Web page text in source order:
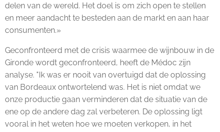
delen van de wereld. Het doel is om zich open te stellen
en meer aandacht te besteden aan de markt en aan haar
consumenten.»
Geconfronteerd met de crisis waarmee de wijnbouw in de
Gironde wordt geconfronteerd, heeft de Médoc zijn
analyse. "Ik was er nooit van overtuigd dat de oplossing
van Bordeaux ontwortelend was. Het is niet omdat we
onze productie gaan verminderen dat de situatie van de
ene op de andere dag zal verbeteren. De oplossing ligt
vooral in het weten hoe we moeten verkopen, in het